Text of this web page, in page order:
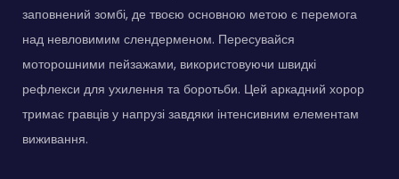
заповнений зомбі, де твоєю основною метою є перемога
над невловимим слендерменом. Пересувайся
моторошними пейзажами, використовуючи швидкі
рефлекси для ухилення та боротьби. Цей аркадний хорор
тримає гравців у напрузі завдяки інтенсивним елементам
виживання.